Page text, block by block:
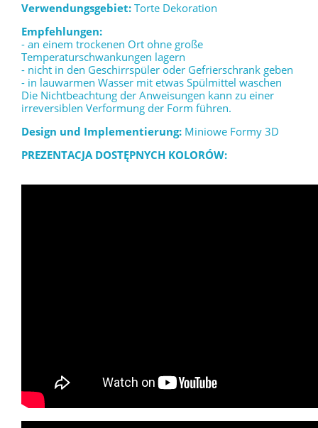
Verwendungsgebiet: Torte Dekoration
Empfehlungen:
- an einem trockenen Ort ohne große
Temperaturschwankungen lagern
- nicht in den Geschirrspüler oder Gefrierschrank geben
- in lauwarmen Wasser mit etwas Spülmittel waschen
Die Nichtbeachtung der Anweisungen kann zu einer
irreversiblen Verformung der Form führen.
Design und Implementierung: Miniowe Formy 3D
PREZENTACJA DOSTĘPNYCH KOLORÓW: